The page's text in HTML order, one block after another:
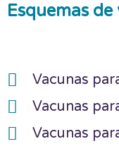
Esquemas
Vacunas
Vacunas
Vacunas